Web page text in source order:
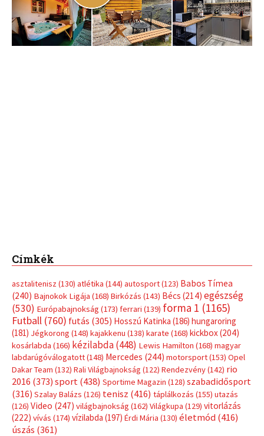
Címkék
asztalitenisz (130) atlétika (144) autosport(123) Babos Tímea
(240) Bajnokok Ligája (168) Birkózás (143) Bécs (214) egészség
(530) Európabajnokság (173) ferrari (139) forma 1 (1165)
Futball (760) futás (305) Hosszú Katinka (186) hungaroring
(181) Jégkorong (148) kajakkenu (138) karate (168) kickbox(204)
kosárlabda (166) kézilabda(448) Lewis Hamilton (168) magyar
labdarúgóválogatott(148) Mercedes (244) motorsport(153) Opel
Dakar Team (132) Rali Világbajnokság (122) Rendezvény(142) rio
2016 (373) sport(438) Sportime Magazin (128) szabadidősport
(316) Szalay Balázs (126) tenisz (416) táplálkozás (155) utazás
(126) Video (247) világbajnokság (162) Világkupa (129) vitorlázás
(222) vívás (174) vízilabda (197) Érdi Mária (130) életmód(416)
úszás (361)